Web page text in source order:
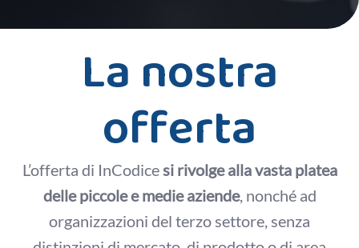
La nostra
offerta
L’offerta di InCodicesi rivolge alla vasta platea
delle piccole e medie aziende, nonché ad
organizzazioni del terzo settore, senza